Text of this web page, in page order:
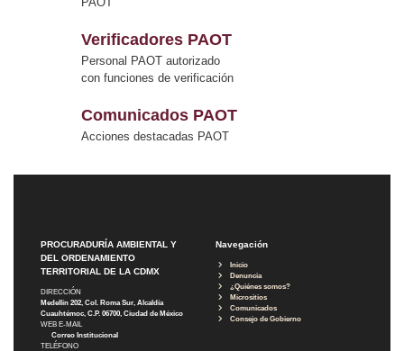
Verificadores PAOT
Personal PAOT autorizado
con funciones de verificación
Comunicados PAOT
Acciones destacadas PAOT
PROCURADURÍA AMBIENTAL Y
DEL ORDENAMIENTO
TERRITORIAL DE LA CDMX
DIRECCIÓN
Medellín 202, Col. Roma Sur, Alcaldía
Cuauhtémoc, C.P. 06700, Ciudad de México
WEB E-MAIL
Correo Institucional
TELÉFONO
Navegación
Inicio
Denuncia
¿Quiénes somos?
Micrositios
Comunicados
Consejo de Gobierno